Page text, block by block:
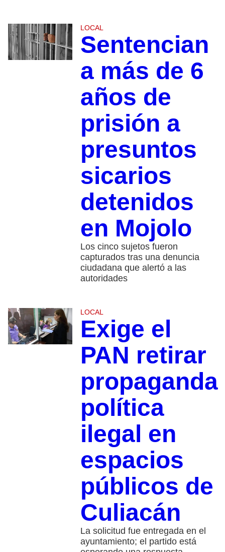
LOCAL
Sentencian
a más de 6
años de
prisión a
presuntos
sicarios
detenidos
en Mojolo
Los cinco sujetos fueron
capturados tras una denuncia
ciudadana que alertó a las
autoridades
LOCAL
Exige el
PAN retirar
propaganda
política
ilegal en
espacios
públicos de
Culiacán
La solicitud fue entregada en el
ayuntamiento; el partido está